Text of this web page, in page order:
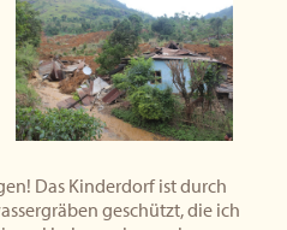
Das Kinderdorf ist durch
geschützt, die ich